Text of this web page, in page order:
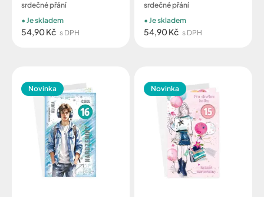
srdečné přání
54,90 Kč s DPH
Je skladem
srdečné přání
54,90 Kč s DPH
Je skladem
Novinka Novinka